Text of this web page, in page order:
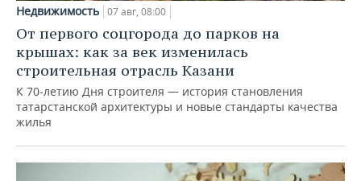
Недвижимость 07 авг, 08:00
От первого соцгорода до парков на
крышах: как за век изменилась
строительная отрасль Казани
К 70-летию Дня строителя — история становления
татарстанской архитектуры и новые стандарты качества
жилья